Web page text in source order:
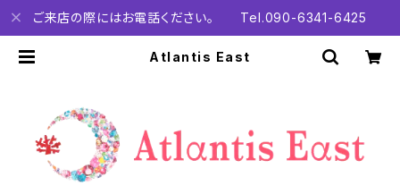
ご来店の際にはお電話ください。 Tel.090-6341-6425
Atlantis East